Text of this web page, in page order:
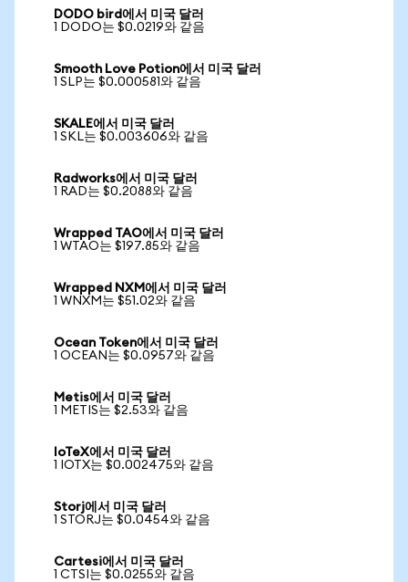
DODO bird에서 미국 달러
1 DODO는 $0.0219와 같음
Smooth Love Potion에서 미국 달러
1 SLP는 $0.000581와 같음
SKALE에서 미국 달러
1 SKL는 $0.003606와 같음
Radworks에서 미국 달러
1 RAD는 $0.2088와 같음
Wrapped TAO에서 미국 달러
1 WTAO는 $197.85와 같음
Wrapped NXM에서 미국 달러
1 WNXM는 $51.02와 같음
Ocean Token에서 미국 달러
1 OCEAN는 $0.0957와 같음
Metis에서 미국 달러
1 METIS는 $2.53와 같음
IoTeX에서 미국 달러
1 IOTX는 $0.002475와 같음
Storj에서 미국 달러
1 STORJ는 $0.0454와 같음
Cartesi에서 미국 달러
1 CTSI는 $0.0255와 같음